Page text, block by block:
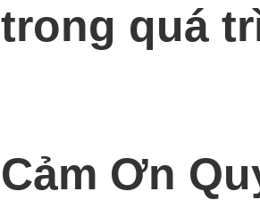
trong quá
Cảm Ơn